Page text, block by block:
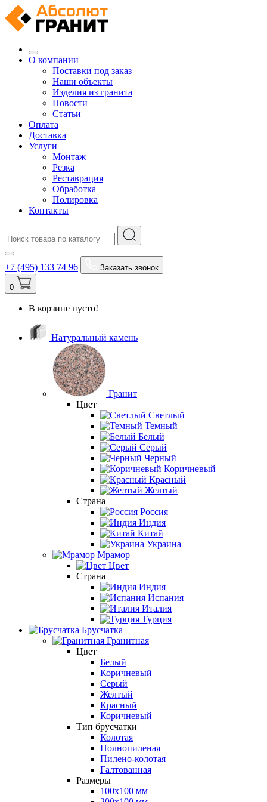
О компании
Поставки под заказ
Наши объекты
Изделия из гранита
Новости
Статьи
Оплата
Доставка
Услуги
Монтаж
Резка
Реставрация
Обработка
Полировка
Контакты
+7 (495) 133 74 96 Заказать звонок
0
В корзине пусто!
Натуральный камень
Гранит
Цвет
Светлый
Темный
Белый
Серый
Черный
Коричневый
Красный
Желтый
Страна
Россия
Индия
Китай
Украина
Мрамор
Цвет
Страна
Индия
Испания
Италия
Турция
Брусчатка
Гранитная
Цвет
Белый
Коричневый
Серый
Желтый
Красный
Коричневый
Тип брусчатки
Колотая
Полнопиленая
Пилено-колотая
Галтованная
Размеры
100х100 мм